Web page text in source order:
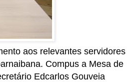
aos relevantes servidores
Compus a Mesa de
Edcarlos Gouveia